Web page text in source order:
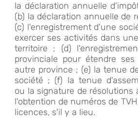
la déclaration annuelle
(b) la déclaration annuelle de
(c) l'enregistrement d'une
exercer ses activités dans
territoire ; (d)
provinciale pour étendre
autre province ; (e) la tenue
société ; (f) la tenue
ou la signature de résolutions
l'obtention de numéros de
licences, s'il y a lieu.